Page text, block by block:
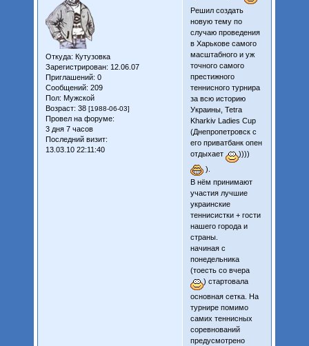
Откуда: Кутузовка
Зарегистрирован: 12.06.07
Приглашений: 0
Сообщений: 209
Пол: Мужской
Возраст: 38 [1988-06-03]
Провел на форуме:
3 дня 7 часов
Последний визит:
13.03.10 22:11:40
Решил создать
новую тему по
случаю проведения
в Харькове самого
масштабного и уж
точного самого
престижного
теннисного турнира
за всю историю
Украины, Tetra
Kharkiv Ladies Cup
(Днепропетровск с
его приватбанк опен
отдыхает
))))
).
В нём принимают
участия лучшие
украинские
теннисистки + гости
нашего города и
страны.
начиная с
понедельника
(тоесть со вчера
) стартовала
основная сетка. На
турнире помимо
самих теннисных
соревнований
предусмотрено